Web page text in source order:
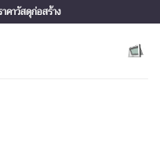
คาวัสดุก่อสร้าง